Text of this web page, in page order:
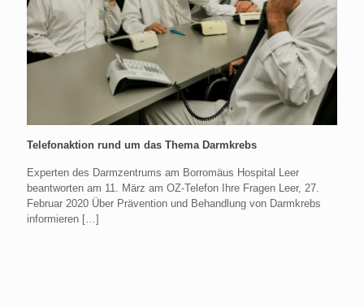
Telefonaktion rund um das Thema Darmkrebs
Experten des Darmzentrums am Borromäus Hospital Leer
beantworten am 11. März am OZ-Telefon Ihre Fragen Leer, 27.
Februar 2020 Über Prävention und Behandlung von Darmkrebs
informieren […]